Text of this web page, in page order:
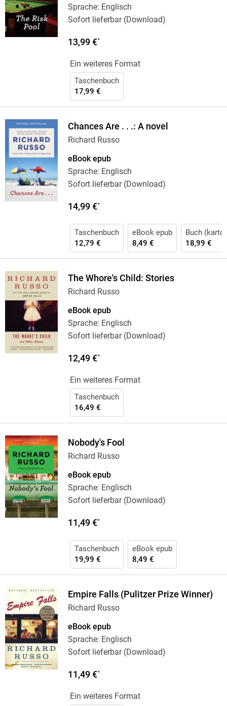
Sprache: Englisch
Sofort lieferbar (Download)
13,99 €*
Ein weiteres Format
Taschenbuch
17,99 €
Chances Are . . .: A novel
Richard Russo
eBook epub
Sprache: Englisch
Sofort lieferbar (Download)
14,99 €*
Taschenbuch
12,79 €
eBook epub
8,49 €
Buch
18,99 €
The Whore's Child: Stories
Richard Russo
eBook epub
Sprache: Englisch
Sofort lieferbar (Download)
12,49 €*
Ein weiteres Format
Taschenbuch
16,49 €
Nobody's Fool
Richard Russo
eBook epub
Sprache: Englisch
Sofort lieferbar (Download)
11,49 €*
Taschenbuch
19,99 €
eBook epub
8,49 €
Empire Falls (Pulitzer Prize Winner)
Richard Russo
eBook epub
Sprache: Englisch
Sofort lieferbar (Download)
11,49 €*
Ein weiteres Format